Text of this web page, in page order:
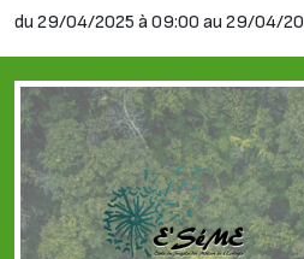
du 29/04/2025 à 09:00 au 29/04/